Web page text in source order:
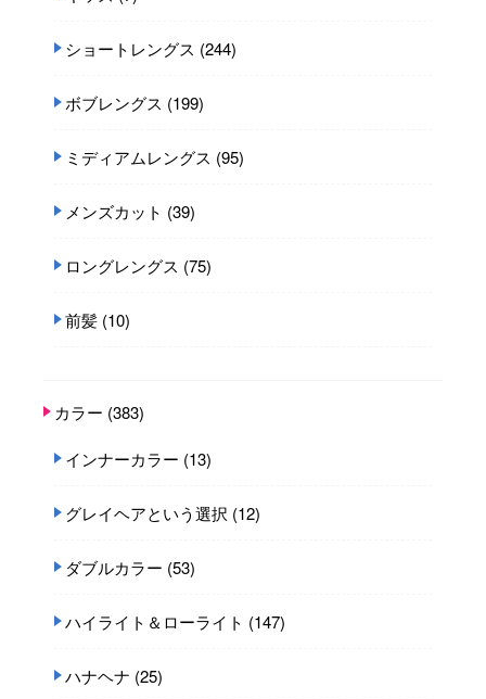
ショートレングス (244)
ボブレングス (199)
ミディアムレングス (95)
メンズカット (39)
ロングレングス (75)
前髪 (10)
カラー (383)
インナーカラー (13)
グレイヘアという選択 (12)
ダブルカラー (53)
ハイライト＆ローライト (147)
ハナヘナ (25)